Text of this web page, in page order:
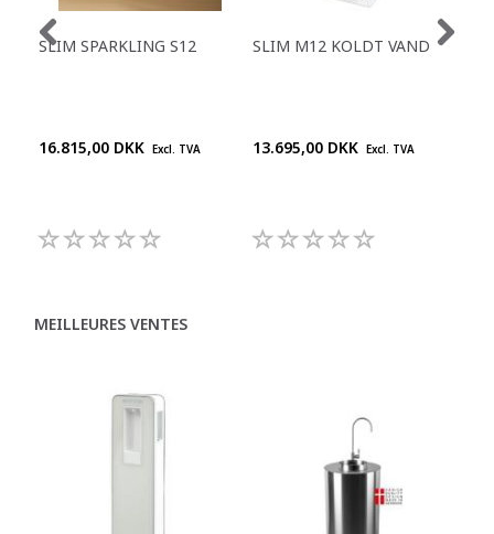
SLIM SPARKLING S12
16.815,00 DKK Excl. TVA
SLIM M12 KOLDT VAND
13.695,00 DKK Excl. TVA
MEILLEURES VENTES